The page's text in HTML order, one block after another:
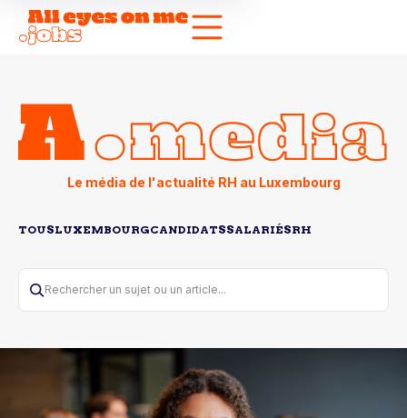
Le média de l'actualité RH au Luxembourg
TOUSLUXEMBOURGCANDIDATSSALARIÉSRH
Rechercher un sujet ou un article...